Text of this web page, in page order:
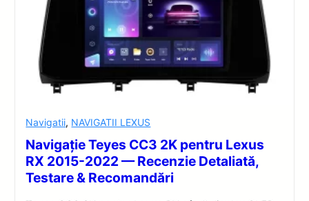
Navigatii, NAVIGATII LEXUS
Navigație Teyes CC3 2K pentru Lexus
RX 2015-2022 — Recenzie Detaliată,
Testare & Recomandări